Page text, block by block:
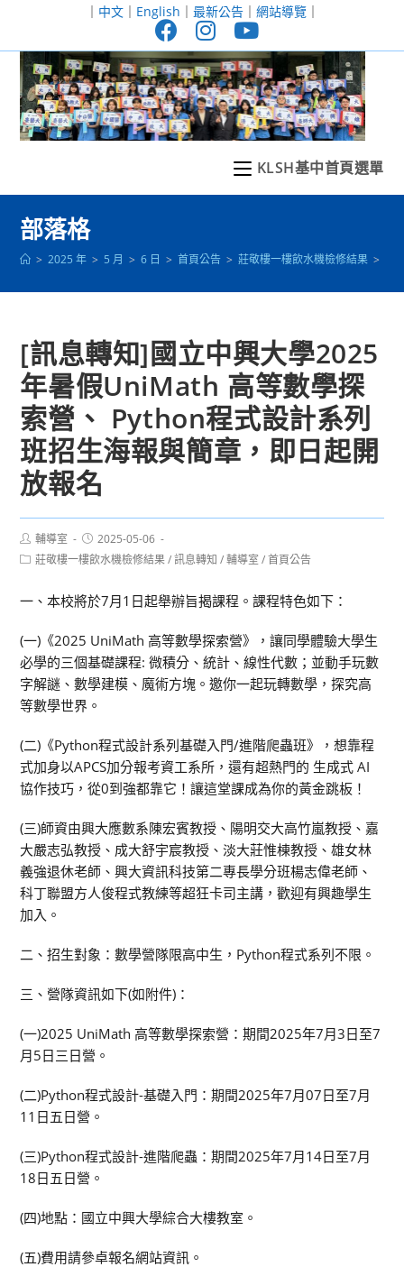
至
｜ 中文｜ English ｜ 最新公告｜ 網站導覽｜
KLSH基中首頁選單
部落格
> 2025 年 > 5 月 > 6 日 > 首頁公告 > 莊敬樓一樓飲水機檢修結果 >
[訊息轉知]國立中興大學2025
年暑假UniMath 高等數學探
索營、 Python程式設計系列
班招生海報與簡章，即日起開
放報名
Post
author:
輔導室
Post
published:
2025-05-06
Post莊敬樓一樓飲水機檢修結果 / 訊息轉知 / 輔導室 / 首頁公告
一、本校將於7月1日起舉辦旨揭課程。課程特色如下：
(一)《2025 UniMath 高等數學探索營》，讓同學體驗大學生
必學的三個基礎課程: 微積分、統計、線性代數；並動手玩數
字解謎、數學建模、魔術方塊。邀你一起玩轉數學，探究高
等數學世界。
(二)《Python程式設計系列基礎入門/進階爬蟲班》，想靠程
式加身以APCS加分報考資工系所，還有超熱門的 生成式 AI
協作技巧，從0到強都靠它！讓這堂課成為你的黃金跳板！
(三)師資由興大應數系陳宏賓教授、陽明交大高竹嵐教授、嘉
大嚴志弘教授、成大舒宇宸教授、淡大莊惟棟教授、雄女林
義強退休老師、興大資訊科技第二專長學分班楊志偉老師、
科丁聯盟方人俊程式教練等超狂卡司主講，歡迎有興趣學生
加入。
二、招生對象：數學營隊限高中生，Python程式系列不限。
三、營隊資訊如下(如附件)：
(一)2025 UniMath 高等數學探索營：期間2025年7月3日至7
月5日三日營。
(二)Python程式設計-基礎入門：期間2025年7月07日至7月
11日五日營。
(三)Python程式設計-進階爬蟲：期間2025年7月14日至7月
18日五日營。
(四)地點：國立中興大學綜合大樓教室。
(五)費用請參卓報名網站資訊。